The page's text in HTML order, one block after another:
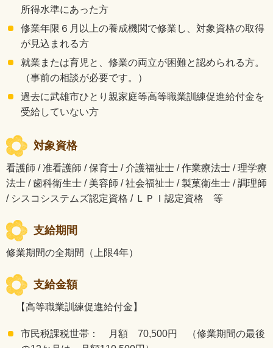
所得水準にあった方
修業年限６月以上の養成機関で修業し、対象資格の取得
が見込まれる方
就業または育児と、修業の両立が困難と認められる方。
（事前の相談が必要です。）
過去に武雄市ひとり親家庭等高等職業訓練促進給付金を
受給していない方
対象資格
看護師 / 准看護師 / 保育士 / 介護福祉士 / 作業療法士 / 理学療
法士 / 歯科衛生士 / 美容師 / 社会福祉士 / 製菓衛生士 / 調理師
/ シスコシステムズ認定資格 / ＬＰＩ認定資格 等
支給期間
修業期間の全期間（上限4年）
支給金額
【高等職業訓練促進給付金】
市民税課税世帯： 月額 70,500円 （修業期間の最後